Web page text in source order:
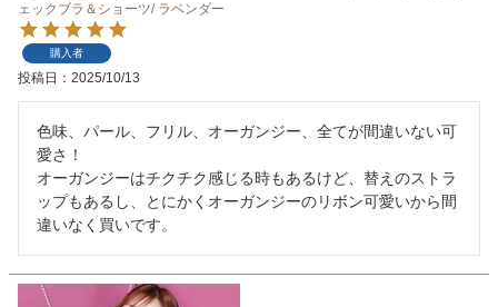
ェックブラ＆ショーツ/ ラベンダー
購入者
投稿日 2025/10/13
色味、パール、フリル、オーガンジー、全てが間違いない可
愛さ！
オーガンジーはチクチク感じる時もあるけど、替えのストラ
ップもあるし、とにかくオーガンジーのリボン可愛いから間
違いなく買いです。